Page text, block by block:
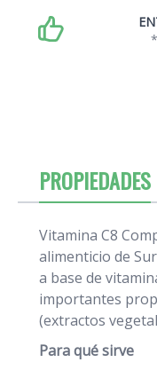
PROPIEDADES
Vitamina C8
alimenticio de
a base de
importantes
(extractos
Para qué sirve